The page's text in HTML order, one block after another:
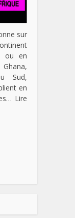
sur
ou en
Sud,
en
Lire